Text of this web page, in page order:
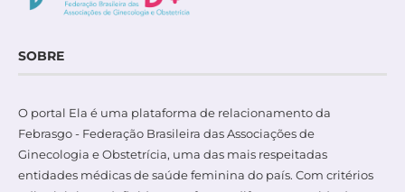
SOBRE
O portal Ela é uma plataforma de relacionamento da
Febrasgo - Federação Brasileira das Associações de
Ginecologia e Obstetrícia, uma das mais respeitadas
entidades médicas de saúde feminina do país. Com critérios